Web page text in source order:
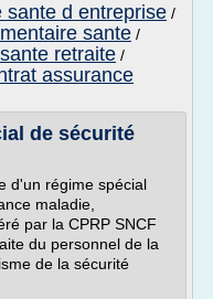
sante d entreprise /
sante /
retraite /
assurance
de sécurité
d'un régime spécial
maladie,
par la CPRP SNCF
du personnel de la
de la sécurité